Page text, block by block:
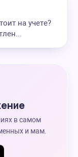
на учете?
в самом
и мам.